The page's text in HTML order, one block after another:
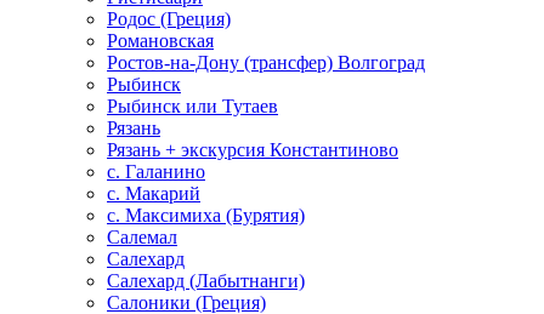
Родос (Греция)
Романовская
Ростов-на-Дону (трансфер) Волгоград
Рыбинск
Рыбинск или Тутаев
Рязань
Рязань + экскурсия Константиново
с. Галанино
с. Макарий
с. Максимиха (Бурятия)
Салемал
Салехард
Салехард (Лабытнанги)
Салоники (Греция)